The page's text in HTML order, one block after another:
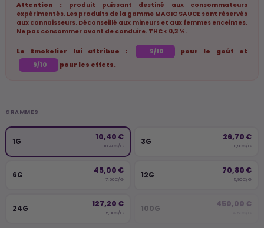
Attention : produit puissant destiné aux consommateurs
expérimentés. Les produits de la gamme MAGIC SAUCE sont réservés
aux connaisseurs. Déconseillé aux mineurs et aux femmes enceintes.
Ne pas consommer avant de conduire. THC < 0,3 %.
Le Smokelier lui attribue : 9/10 pour le goût et
9/10 pour les effets.
GRAMMES
1G 10,40 €
10,40€/G 3G 26,70 €
8,90€/G
6G 45,00 €
7,50€/G 12G 70,80 €
5,90€/G
24G 127,20 €
5,30€/G 100G 450,00 €